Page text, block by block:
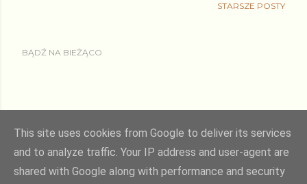
STARSZE POSTY
BĄDŹ NA BIEŻĄCO
This site uses cookies from Google to deliver its services
and to analyze traffic. Your IP address and user-agent are
shared with Google along with performance and security